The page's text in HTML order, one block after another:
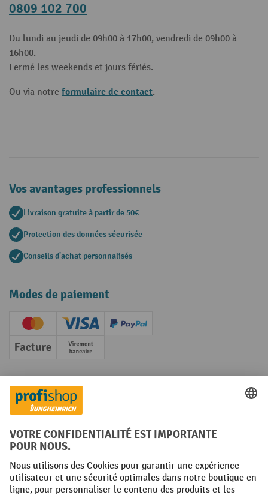
0809 102 700
Du lundi au jeudi de 09h00 à 17h00, vendredi de 09h00 à
16h00.
Fermé les weekends et jours fériés.
Ou via notre formulaire de contact.
Vos avantages professionnels
Livraison gratuite à partir de 50€
Protection des données sécurisée
Conseils d'achat personnalisés
Modes de paiement
Creditcard (Master)Creditcard (Visa)
PayPal
Facture Paiement anticipé
Réseaux sociaux
Facebook
YouTube
LinkedInInstagram
Conditions générales Mentions légales